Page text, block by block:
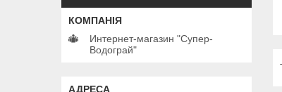
Интернет-магазин "Супер-
Водограй"